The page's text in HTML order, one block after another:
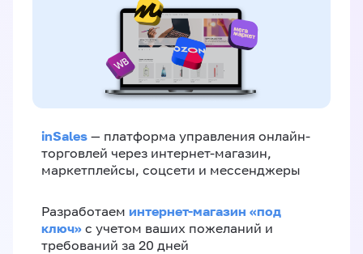
inSales — платформа управления онлайн-
торговлей через интернет-магазин,
маркетплейсы, соцсети и мессенджеры
Разработаем интернет-магазин «‎под
ключ»‎ с учетом ваших пожеланий и
требований за 20 дней